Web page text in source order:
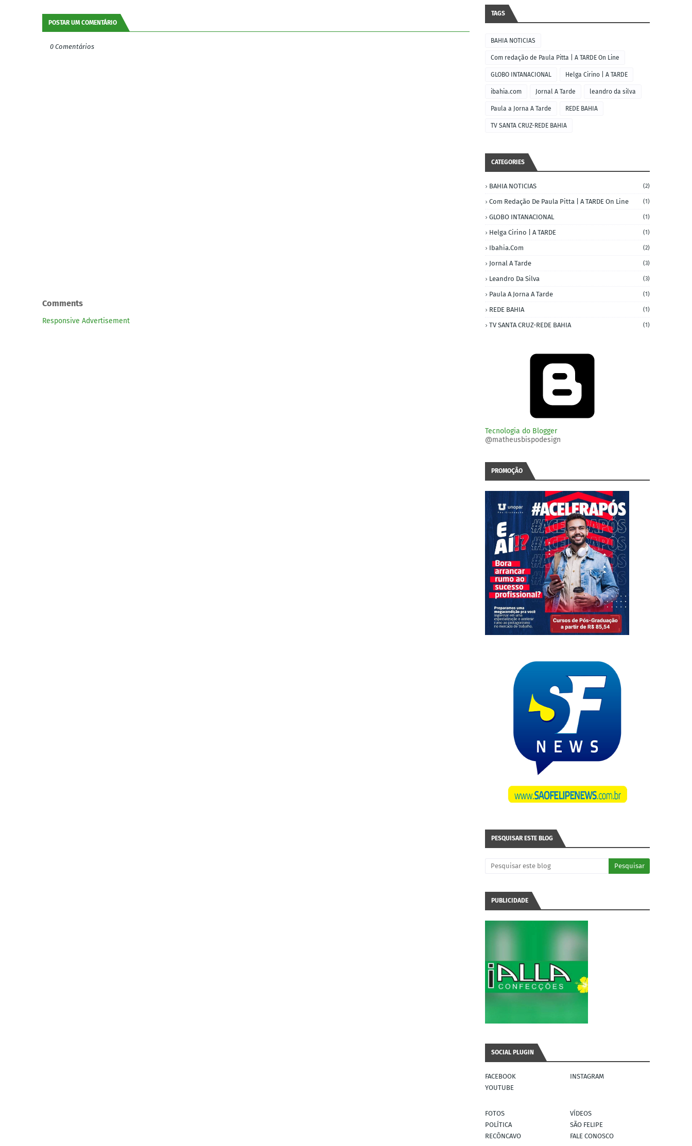
POSTAR UM COMENTÁRIO
0 Comentários
Comments
Responsive Advertisement
TAGS
BAHIA NOTICIAS
Com redação de Paula Pitta | A TARDE On Line
GLOBO INTANACIONAL Helga Cirino | A TARDE
ibahia.com Jornal A Tarde leandro da silva
Paula a Jorna A Tarde REDE BAHIA
TV SANTA CRUZ-REDE BAHIA
CATEGORIES
BAHIA NOTICIAS (2)
Com Redação De Paula Pitta | A TARDE On Line (1)
GLOBO INTANACIONAL (1)
Helga Cirino | A TARDE (1)
Ibahia.com (2)
Jornal A Tarde (3)
Leandro Da Silva (3)
Paula A Jorna A Tarde (1)
REDE BAHIA (1)
TV SANTA CRUZ-REDE BAHIA (1)
Tecnologia do Blogger
@matheusbispodesign
PROMOÇÃO
PESQUISAR ESTE BLOG
PUBLICIDADE
SOCIAL PLUGIN
FACEBOOK
INSTAGRAM
YOUTUBE
FOTOS
VÍDEOS
POLÍTICA
SÃO FELIPE
RECÔNCAVO
FALE CONOSCO